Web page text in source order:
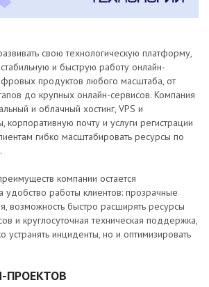
свою технологическую платформу,
и быструю работу онлайн-
продуктов любого масштаба, от
до крупных онлайн-сервисов. Компания
и облачный хостинг, VPS и
почту и услуги регистрации
гибко масштабировать ресурсы по
компании остается
удобство работы клиентов: прозрачные
возможность быстро расширять ресурсы
и круглосуточная техническая поддержка,
устранять инциденты, но и оптимизировать